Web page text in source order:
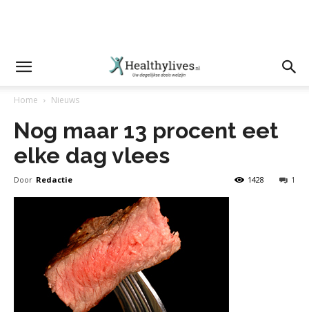
Home Nieuws
Nog maar 13 procent eet
elke dag vlees
Door Redactie 1
1428